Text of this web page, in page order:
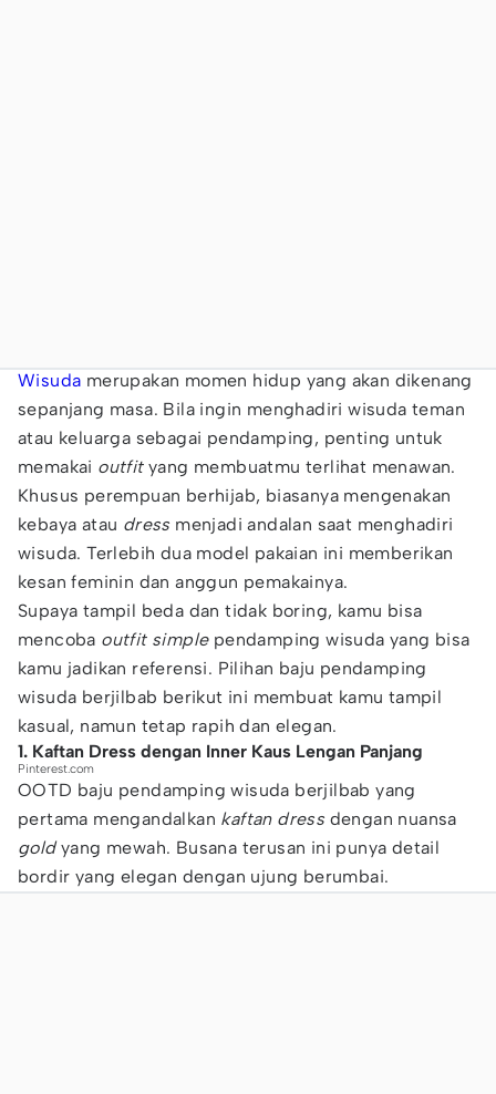
Wisuda merupakan momen hidup yang akan dikenang
sepanjang masa. Bila ingin menghadiri wisuda teman
atau keluarga sebagai pendamping, penting untuk
memakai outfityang membuatmu terlihat menawan.
Khusus perempuan berhijab, biasanya mengenakan
kebaya atau dressmenjadi andalan saat menghadiri
wisuda. Terlebih dua model pakaian ini memberikan
kesan feminin dan anggun pemakainya.
Supaya tampil beda dan tidak boring, kamu bisa
mencoba outfit simplependamping wisuda yang bisa
kamu jadikan referensi. Pilihan baju pendamping
wisuda berjilbab berikut ini membuat kamu tampil
kasual, namun tetap rapih dan elegan.
1. Kaftan Dress dengan Inner Kaus Lengan Panjang
Pinterest.com
OOTD baju pendamping wisuda berjilbab yang
pertama mengandalkan kaftan dressdengan nuansa
goldyang mewah. Busana terusan ini punya detail
bordir yang elegan dengan ujung berumbai.